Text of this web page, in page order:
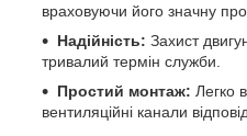
враховуючи його значну
Надійність: Захист
тривалий термін служби.
Простий монтаж: Легко
вентиляційні канали